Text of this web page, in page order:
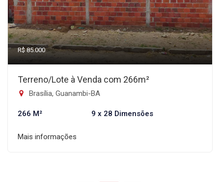
R$ 85.000
Terreno/Lote à Venda com 266m²
Brasília, Guanambi-BA
266 M² 9 x 28 Dimensões
Mais informações